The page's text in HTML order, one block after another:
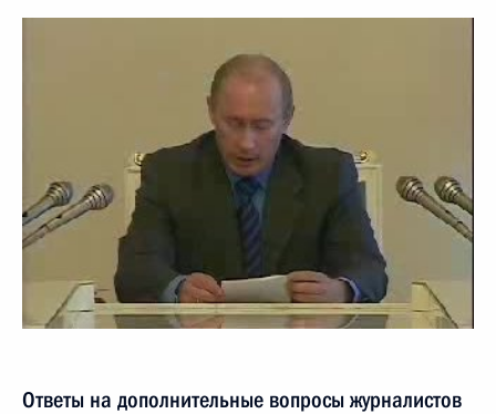
Ответы на дополнительные вопросы журналистов